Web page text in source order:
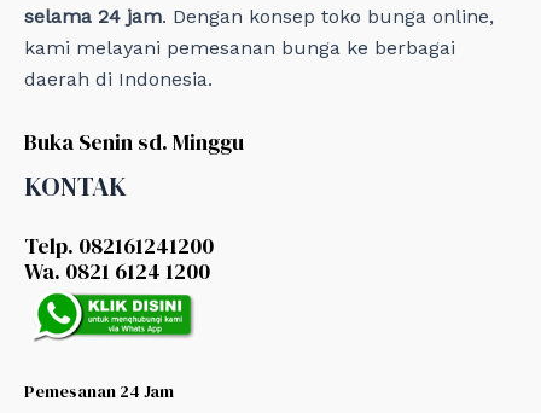
selama 24 jam. Dengan konsep toko bunga online,
kami melayani pemesanan bunga ke berbagai
daerah di Indonesia.
Buka Senin sd. Minggu
KONTAK
Telp. 082161241200
Wa. 0821 6124 1200
Pemesanan 24 Jam